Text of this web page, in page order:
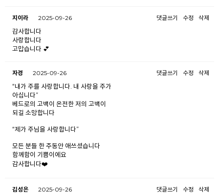
지이라 2025-09-26 댓글쓰기 수정 삭제
감사합니다
사랑합니다
고맙습니다 💕
자경 2025-09-26 댓글쓰기 수정 삭제
“내가 주를 사랑합니다. 내 사랑을 주가
아십니다”
베드로의 고백이 온전한 저의 고백이
되길 소망합니다
“제가 주님을 사랑합니다”
모든 분들 한 주동안 애쓰셨습니다
함께함이 기쁨이에요
감사합니다❤️
김성은 2025-09-26 댓글쓰기 수정 삭제